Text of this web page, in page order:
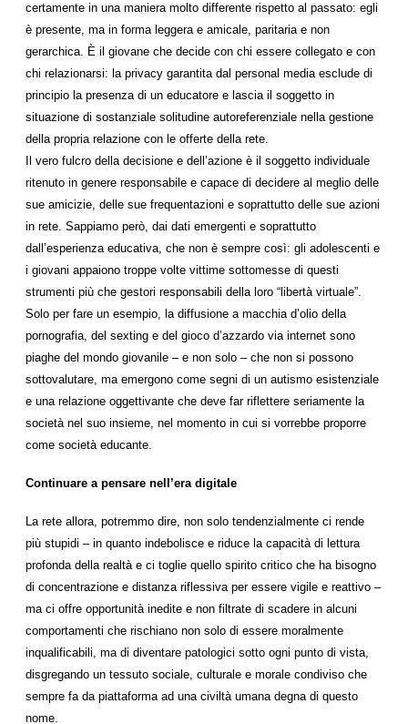
certamente in una maniera molto differente rispetto al passato: egli
è presente, ma in forma leggera e amicale, paritaria e non
gerarchica. È il giovane che decide con chi essere collegato e con
chi relazionarsi: la privacy garantita dal personal media esclude di
principio la presenza di un educatore e lascia il soggetto in
situazione di sostanziale solitudine autoreferenziale nella gestione
della propria relazione con le offerte della rete.
Il vero fulcro della decisione e dell’azione è il soggetto individuale
ritenuto in genere responsabile e capace di decidere al meglio delle
sue amicizie, delle sue frequentazioni e soprattutto delle sue azioni
in rete. Sappiamo però, dai dati emergenti e soprattutto
dall’esperienza educativa, che non è sempre così: gli adolescenti e
i giovani appaiono troppe volte vittime sottomesse di questi
strumenti più che gestori responsabili della loro “libertà virtuale”.
Solo per fare un esempio, la diffusione a macchia d’olio della
pornografia, del sexting e del gioco d’azzardo via internet sono
piaghe del mondo giovanile – e non solo – che non si possono
sottovalutare, ma emergono come segni di un autismo esistenziale
e una relazione oggettivante che deve far riflettere seriamente la
società nel suo insieme, nel momento in cui si vorrebbe proporre
come società educante.
Continuare a pensare nell’era digitale
La rete allora, potremmo dire, non solo tendenzialmente ci rende
più stupidi – in quanto indebolisce e riduce la capacità di lettura
profonda della realtà e ci toglie quello spirito critico che ha bisogno
di concentrazione e distanza riflessiva per essere vigile e reattivo –
ma ci offre opportunità inedite e non filtrate di scadere in alcuni
comportamenti che rischiano non solo di essere moralmente
inqualificabili, ma di diventare patologici sotto ogni punto di vista,
disgregando un tessuto sociale, culturale e morale condiviso che
sempre fa da piattaforma ad una civiltà umana degna di questo
nome.